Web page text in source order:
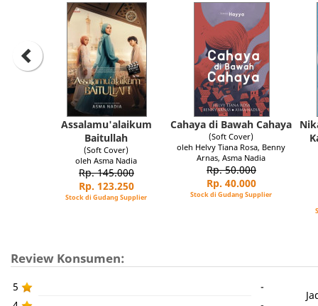
Assalamu'alaikum
Baitullah
(Soft Cover)
oleh Asma Nadia
Rp. 145.000
Rp. 123.250
Stock di Gudang Supplier
Cahaya di Bawah Cahaya
(Soft Cover)
oleh Helvy Tiana Rosa, Benny
Arnas, Asma Nadia
Rp. 50.000
Rp. 40.000
Stock di Gudang Supplier
Review Konsumen:
5
-